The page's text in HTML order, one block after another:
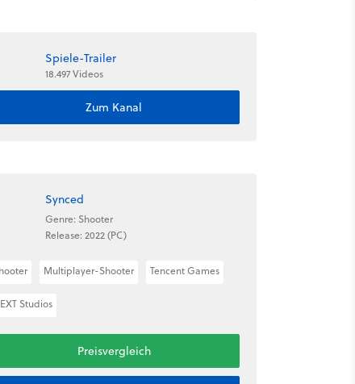
Spiele-Trailer
18.497 Videos
Zum Kanal
Synced
Genre: Shooter
Release: 2022 (PC)
Multiplayer-Shooter Tencent Games
Studios
Preisvergleich